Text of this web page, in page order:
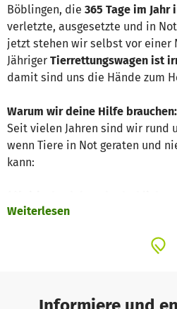
Böblingen, die 365 Tage im Jahr
verletzte, ausgesetzte und in
jetzt stehen wir selbst vor einer
Jähriger Tierrettungswagen ist
damit sind uns die Hände zum
Warum wir deine Hilfe brauchen:
Seit vielen Jahren sind wir rund
wenn Tiere in Not geraten und
kann:
🐶 verunfallte Hunde und Katzen
🐰 ausgesetzte Klein- und
durchführen. Und das bedeutet:
Weiterlesen